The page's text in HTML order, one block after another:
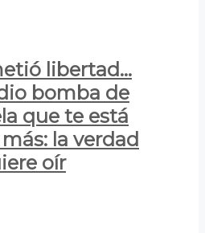
libertad…
bomba de
que te está
la verdad
oír